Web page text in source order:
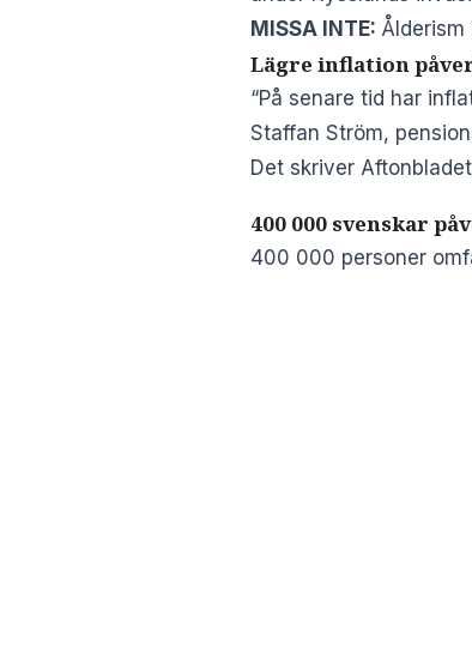
MISSA INTE:
Lägre inflation
“På senare tid har
Staffan Ström,
Det skriver Aftonbladet
400 000 svenskar
400 000 personer